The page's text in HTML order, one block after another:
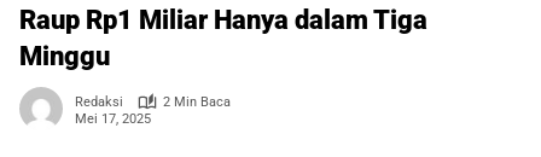
Raup Rp1 Miliar Hanya dalam Tiga
Minggu
Redaksi
2 Min Baca
Mei 17, 2025